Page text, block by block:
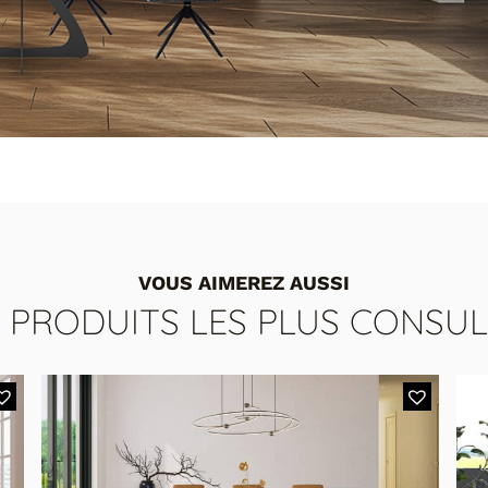
VOUS AIMEREZ AUSSI
PRODUITS LES PLUS